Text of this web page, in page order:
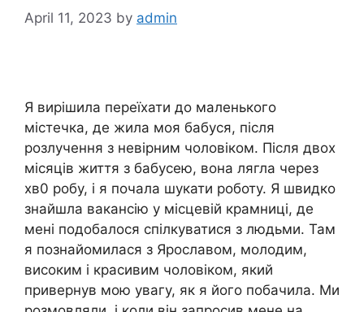
April 11, 2023 by admin
Я вирішила переїхати до маленького
містечка, де жила моя бабуся, після
розлучення з невірним чоловіком. Після двох
місяців життя з бабусею, вона лягла через
хв0 робу, і я почала шукати роботу. Я швидко
знайшла вакансію у місцевій крамниці, де
мені подобалося спілкуватися з людьми. Там
я познайомилася з Ярославом, молодим,
високим і красивим чоловіком, який
привернув мою увагу, як я його побачила. Ми